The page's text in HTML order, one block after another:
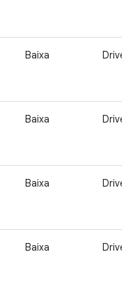
Baixa Driver
Baixa Driver
Baixa Driver
Baixa Driver